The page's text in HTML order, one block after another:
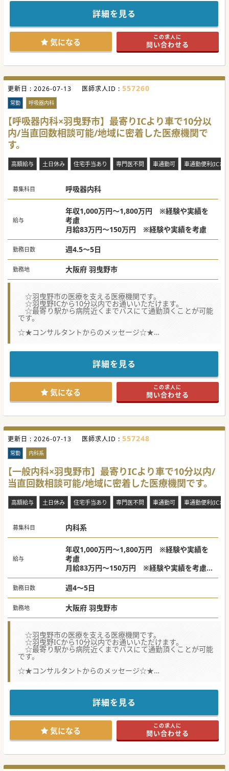
を構築している病院です。
車通勤も可能ですが、最寄り駅からも徒歩5分程度とアク
セスの非常に良い病院です。
#秋入職可
詳細を見る
気になる この求人に
問い合わせる
更新日 : 2026-07-13 医師求人ID : 557260
常勤 呼吸器内科
【呼吸器内科×羽曳野市】最寄りICより車で10分以
内/当直回数相談可能/地域に密着した医療機関で
す。
高額給与 土日休み 住宅手当あり 専門医不問 車通勤可 車通勤便利(ICか
募集科目 呼吸器内科
給与
年収1,000万円～1,800万円 ※経験や実績を
考慮
月給83万円～150万円 ※経験や実績を考慮
勤務日数 週4.5～5日
勤務地 大阪府 羽曳野市
☆羽曳野市の医療を支える医療機関です。
☆羽曳野ICから10分以内でお通いいただけます。
☆最寄り駅から病院近くまでバスにて通勤頂くことが可能
です。
☆★コンサルタントからのメッセージ☆★
体制強化のための募集です。
機関です。
ご検討よろしくお願いします。
詳細を見る
気になる この求人に
問い合わせる
更新日 : 2026-07-13 医師求人ID : 557248
常勤 内科系
【一般内科×羽曳野市】最寄りICより車で10分以内/
当直回数相談可能/地域に密着した医療機関です。
高額給与 土日休み 住宅手当あり 専門医不問 車通勤可 車通勤便利(ICか
募集科目 内科系
給与
年収1,000万円～1,800万円 ※経験や実績を
考慮
月給83万円～150万円 ※経験や実績を考慮
参考年収
10年目：1,200万円（当直含）
15年目：1,544万円（当直含）
勤務日数 週4～5日
勤務地 大阪府 羽曳野市
☆羽曳野市の医療を支える医療機関です。
☆羽曳野ICから10分以内でお通いいただけます。
☆最寄り駅から病院近くまでバスにて通勤頂くことが可能
です。
☆★コンサルタントからのメッセージ☆★
体制強化のための募集です。
機関です。
ご検討よろしくお願いします。
詳細を見る
気になる この求人に
問い合わせる